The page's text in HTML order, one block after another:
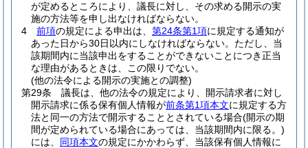
が定めるところにより、議長に対し、その求める開示の実
施の方法等を申し出なければならない。
4
前項の規定による申出は、 第24条第1項に規定する通知が
あった日から30日以内にしなければならない。 ただし、当
該期間内に当該申出をすることができないことにつき正当
な理由があるときは、この限りでない。
(他の法令による開示の実施との調整)
第29条
議長は、他の法令の規定により、開示請求者に対し
開示請求に係る保有個人情報が前条第1項本文に規定する方
法と同一の方法で開示することとされている場合(開示の期
間が定められている場合にあっては、当該期間内に限る。)
には、 同項本文の規定にかかわらず、当該保有個人情報に